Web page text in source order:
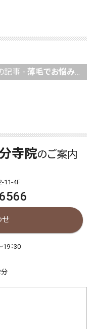
記事 - 薄毛でお悩みの方へ
寺院のご案内
11-4F
せ
19：30
分